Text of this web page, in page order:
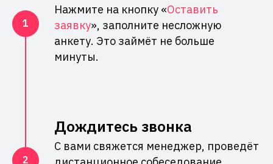
Нажмите на кнопку «Оставить
заявку», заполните несложную
анкету. Это займёт не больше
минуты.
Дождитесь звонка
С вами свяжется менеджер, проведёт